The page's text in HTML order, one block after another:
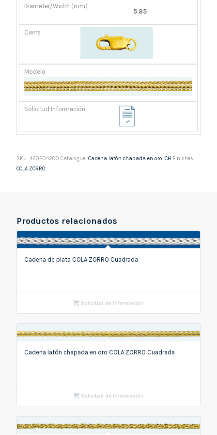
5.85
SKU: 420204200 Catalogue: Cadena latón chapada en oro CH Finishes:
COLA ZORRO
Productos relacionados
Cadena de plata COLA ZORRO Cuadrada
Solicitud de Información
Cadena latón chapada en oro COLA ZORRO Cuadrada
Solicitud de Información